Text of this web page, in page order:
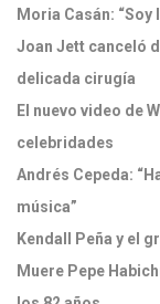
Moria Casán: “Soy
Joan Jett canceló
delicada cirugía
El nuevo video de
celebridades
Andrés Cepeda:
música”
Kendall Peña y el
Muere Pepe